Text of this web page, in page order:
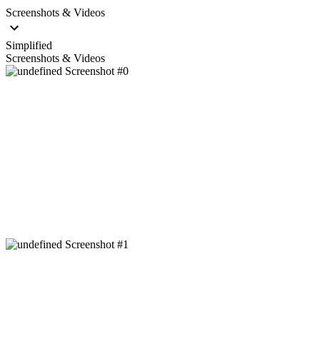
Screenshots & Videos
Simplified
Screenshots & Videos